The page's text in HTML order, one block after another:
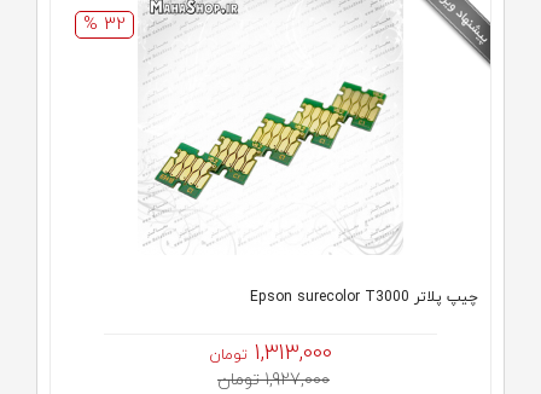
32 %
چیپ پلاتر Epson surecolor T3000
1,313,000 تومان
1,927,000 تومان